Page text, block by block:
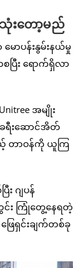
းတော့မည်
ာပန်းနွမ်းနယ်မှု
း ရောက်ရှိလာ
အမျိုး
ရီးဆောင်အိတ်
တာဝန်ကို ယူကြ
း ဂျပန်
င်း ကြုံတွေ့နေရတဲ့
ြေရှင်းချက်တစ်ခု